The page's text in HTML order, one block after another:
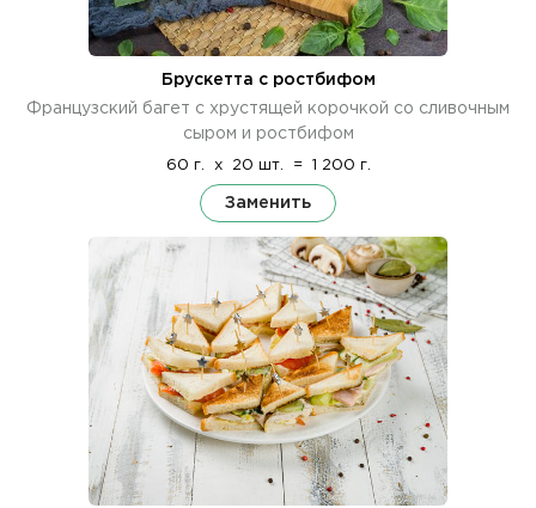
Брускетта с ростбифом
Французский багет с хрустящей корочкой со сливочным
сыром и ростбифом
60 г. x 20 шт. = 1 200 г.
Заменить